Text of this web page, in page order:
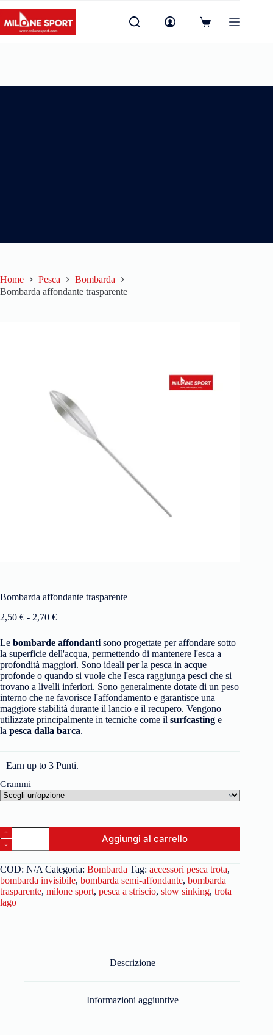
Home Pesca
Bombarda
Bombarda affondante trasparente
Bombarda affondante trasparente
2,50 € - 2,70 €
Le bombarde affondanti sono progettate per affondare sotto
la superficie dell'acqua, permettendo di mantenere l'esca a
profondità maggiori. Sono ideali per la pesca in acque
profonde o quando si vuole che l'esca raggiunga pesci che si
trovano a livelli inferiori. Sono generalmente dotate di un peso
interno che ne favorisce l'affondamento e garantisce una
maggiore stabilità durante il lancio e il recupero. Vengono
utilizzate principalmente in tecniche come il surfcasting e
la pesca dalla barca.
Earn up to 3 Punti.
Grammi
Aggiungi al carrello
COD: N/A Categoria: Bombarda Tag: accessori pesca trota,
bombarda invisibile, bombarda semi-affondante, bombarda
trasparente, milone sport, pesca a striscio, slow sinking, trota
lago
Descrizione
Informazioni aggiuntive